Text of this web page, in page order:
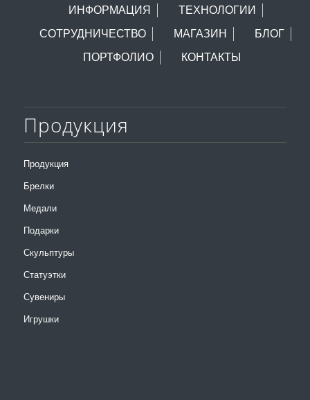
ИНФОРМАЦИЯ
ТЕХНОЛОГИИ
СОТРУДНИЧЕСТВО
МАГАЗИН
БЛОГ
ПОРТФОЛИО
КОНТАКТЫ
Продукция
Продукция
Брелки
Медали
Подарки
Скульптуры
Статуэтки
Сувениры
Игрушки